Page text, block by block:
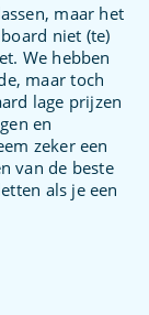
maar het
niet (te)
We hebben
maar toch
lage prijzen
en
zeker een
van de beste
als je een